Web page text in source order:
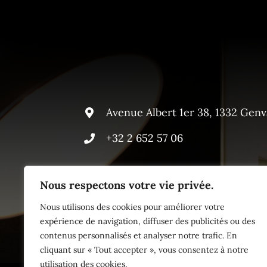
Nous respectons votre vie privée.
Nous utilisons des cookies pour améliorer votre
expérience de navigation, diffuser des publicités ou des
contenus personnalisés et analyser notre trafic. En
cliquant sur « Tout accepter », vous consentez à notre
utilisation des cookies.
Avenue Albert 1er 38, 1332
+32 2 652 57 06